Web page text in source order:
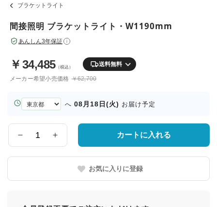
ブラケットライト
間接照明 ブラケットライト・W1190mm
あんしん3年保証 i
￥ 34,485（税込） 送料無料
メーカー希望小売価格 ￥62,700
お
届
県
へ 08月18日(火) お届け予定
量
カートに入れる
お気に入りに登録